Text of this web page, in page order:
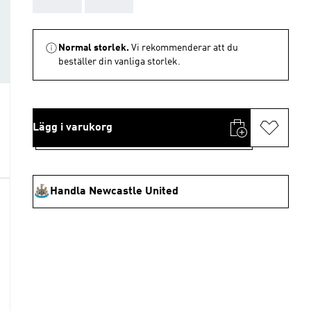
Normal storlek. Vi rekommenderar att du
beställer din vanliga storlek.
Lägg i varukorg
Handla Newcastle United